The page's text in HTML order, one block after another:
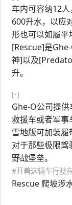
车内可容纳12
600升水，以应
形也可以如履平
[Rescue]是
神]以及
升。
[-]
Ghe-O公司提
救援车或者军
雪地版可加装履
对于那些极限
野战堡垒。
#开着这辆车行驶
Rescue 爬坡涉